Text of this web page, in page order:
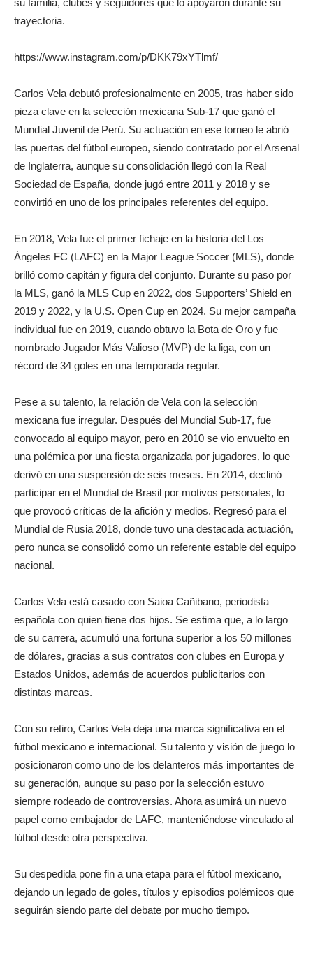
su familia, clubes y seguidores que lo apoyaron durante su
trayectoria.
https://www.instagram.com/p/DKK79xYTlmf/
Carlos Vela debutó profesionalmente en 2005, tras haber sido
pieza clave en la selección mexicana Sub-17 que ganó el
Mundial Juvenil de Perú. Su actuación en ese torneo le abrió
las puertas del fútbol europeo, siendo contratado por el Arsenal
de Inglaterra, aunque su consolidación llegó con la Real
Sociedad de España, donde jugó entre 2011 y 2018 y se
convirtió en uno de los principales referentes del equipo.
En 2018, Vela fue el primer fichaje en la historia del Los
Ángeles FC (LAFC) en la Major League Soccer (MLS), donde
brilló como capitán y figura del conjunto. Durante su paso por
la MLS, ganó la MLS Cup en 2022, dos Supporters’ Shield en
2019 y 2022, y la U.S. Open Cup en 2024. Su mejor campaña
individual fue en 2019, cuando obtuvo la Bota de Oro y fue
nombrado Jugador Más Valioso (MVP) de la liga, con un
récord de 34 goles en una temporada regular.
Pese a su talento, la relación de Vela con la selección
mexicana fue irregular. Después del Mundial Sub-17, fue
convocado al equipo mayor, pero en 2010 se vio envuelto en
una polémica por una fiesta organizada por jugadores, lo que
derivó en una suspensión de seis meses. En 2014, declinó
participar en el Mundial de Brasil por motivos personales, lo
que provocó críticas de la afición y medios. Regresó para el
Mundial de Rusia 2018, donde tuvo una destacada actuación,
pero nunca se consolidó como un referente estable del equipo
nacional.
Carlos Vela está casado con Saioa Cañibano, periodista
española con quien tiene dos hijos. Se estima que, a lo largo
de su carrera, acumuló una fortuna superior a los 50 millones
de dólares, gracias a sus contratos con clubes en Europa y
Estados Unidos, además de acuerdos publicitarios con
distintas marcas.
Con su retiro, Carlos Vela deja una marca significativa en el
fútbol mexicano e internacional. Su talento y visión de juego lo
posicionaron como uno de los delanteros más importantes de
su generación, aunque su paso por la selección estuvo
siempre rodeado de controversias. Ahora asumirá un nuevo
papel como embajador de LAFC, manteniéndose vinculado al
fútbol desde otra perspectiva.
Su despedida pone fin a una etapa para el fútbol mexicano,
dejando un legado de goles, títulos y episodios polémicos que
seguirán siendo parte del debate por mucho tiempo.